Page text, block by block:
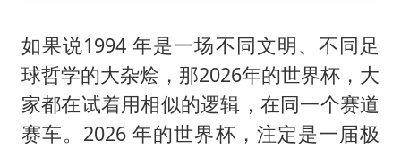
如果说1994 年是一场不同文明、不同足
球哲学的大杂烩，那2026年的世界杯，大
家都在试着用相似的逻辑，在同一个赛道
赛车。2026 年的世界杯，注定是一届极